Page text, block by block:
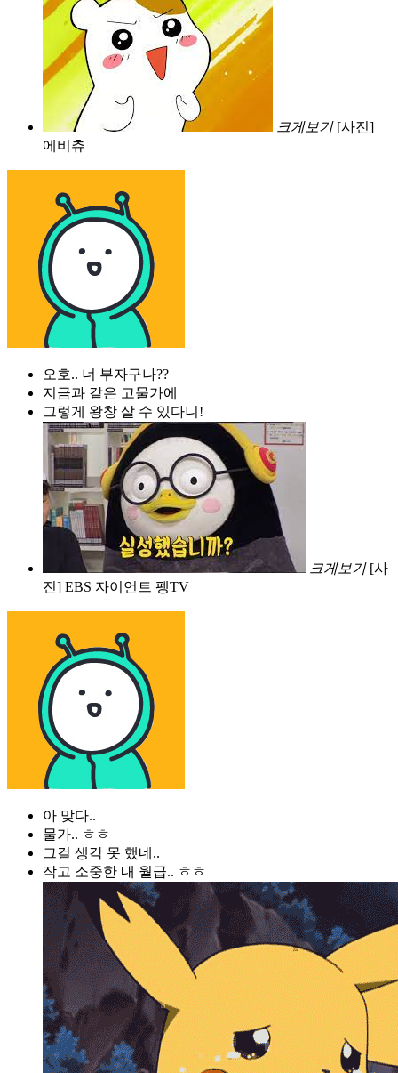
크게보기 [사진]
에비츄
오호.. 너 부자구나??
지금과 같은 고물가에
그렇게 왕창 살 수 있다니!
크게보기 [사
진] EBS 자이언트 펭TV
아 맞다..
물가.. ㅎㅎ
그걸 생각 못 했네..
작고 소중한 내 월급.. ㅎㅎ